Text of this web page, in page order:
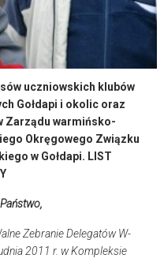
uczniowskich klubów
Gołdapi i okolic oraz
Zarządu warmińsko-
Okręgowego Związku
w Gołdapi. LIST
Zebranie Delegatów W-
2011 r. w Kompleksie